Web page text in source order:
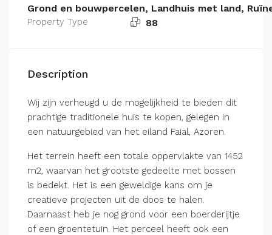
Grond en bouwpercelen, Landhuis met land,
Property Type 88
Description
Wij zijn verheugd u de mogelijkheid te bieden dit
prachtige traditionele huis te kopen, gelegen in
een natuurgebied van het eiland Faial, Azoren.
Het terrein heeft een totale oppervlakte van 1452
m2, waarvan het grootste gedeelte met bossen
is bedekt. Het is een geweldige kans om je
creatieve projecten uit de doos te halen.
Daarnaast heb je nog grond voor een boerderijtje
of een groentetuin. Het perceel heeft ook een